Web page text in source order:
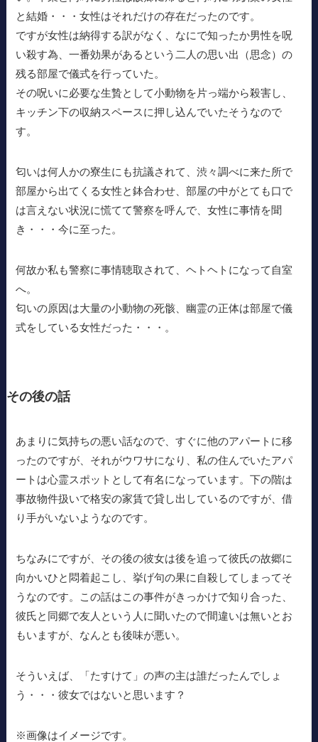
と結婚・・・女性はそれだけの存在だったのです。
ですが女性は納得する訳がなく、なにで知ったか男性を呪
い殺す為、一番効果があるという二人の思い出（思念）の
残る部屋で儀式を行っていた。
その呪いに必要な生贄として小動物を片っ端から殺害し、
キッチン下の収納スペースに押し込んでいたそうなので
す。
匂いは何人かの寮生にも抗議されて、渋々調べに来た所で
部屋から出てくる女性と鉢合わせ、部屋の中がとても口で
は言えない状況に慌てて警察を呼んで、女性に事情を聞
き・・・今に至った。
何故か私も警察に事情聴取されて、ヘトヘトになって自室
へ。
匂いの原因は大量の小動物の死骸、幽霊の正体は部屋で儀
式をしている女性だった・・・。
その後の話
あまりに気持ちの悪い話なので、すぐに他のアパートに移
ったのですが、それがウワサになり、私の住んでいたアパ
ートは心霊スポットとして有名になっています。下の階は
事故物件扱いで格安の家賃で貸し出しているのですが、借
り手がいないようなのです。
ちなみにですが、その後の彼女は後を追って彼氏の故郷に
向かいひと悶着起こし、挙げ句の果に自殺してしまってそ
うなのです。この話はこの事件がきっかけで知り合った、
彼氏と同郷で友人という人に聞いたので間違いは無いとお
もいますが、なんとも後味が悪い。
そういえば、「たすけて」の声の主は誰だったんでしょ
う・・・彼女ではないと思います？
※画像はイメージです。